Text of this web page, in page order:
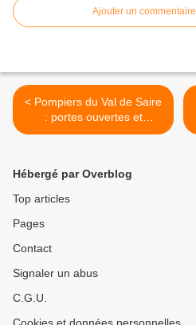
Ajouter un commentaire
< Pompiers du Val de Saire
: portes ouvertes et
démonstrations
Hébergé par Overblog
Top articles
Pages
Contact
Signaler un abus
C.G.U.